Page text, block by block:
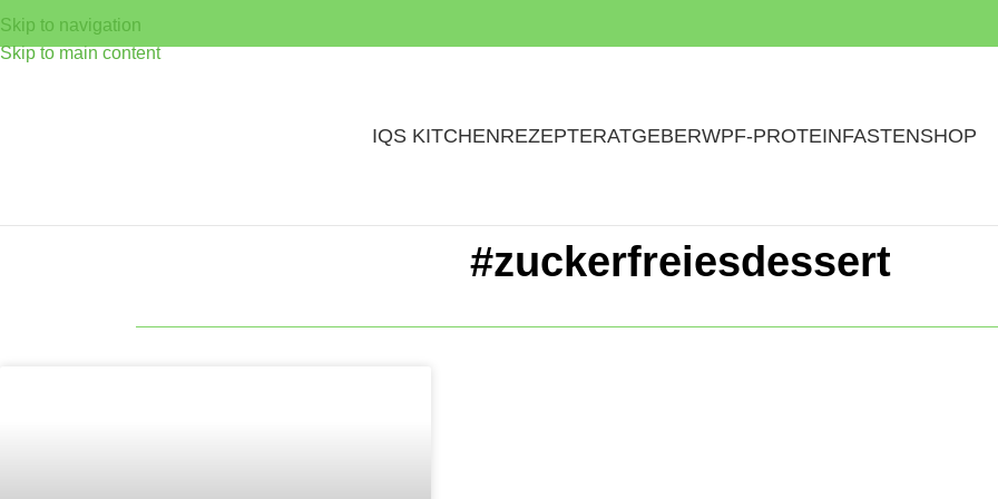
Skip to navigation
Skip to main content
IQS KITCHENREZEPTERATGEBERWPF-PROTEINFASTENSHOP
#zuckerfreiesdessert